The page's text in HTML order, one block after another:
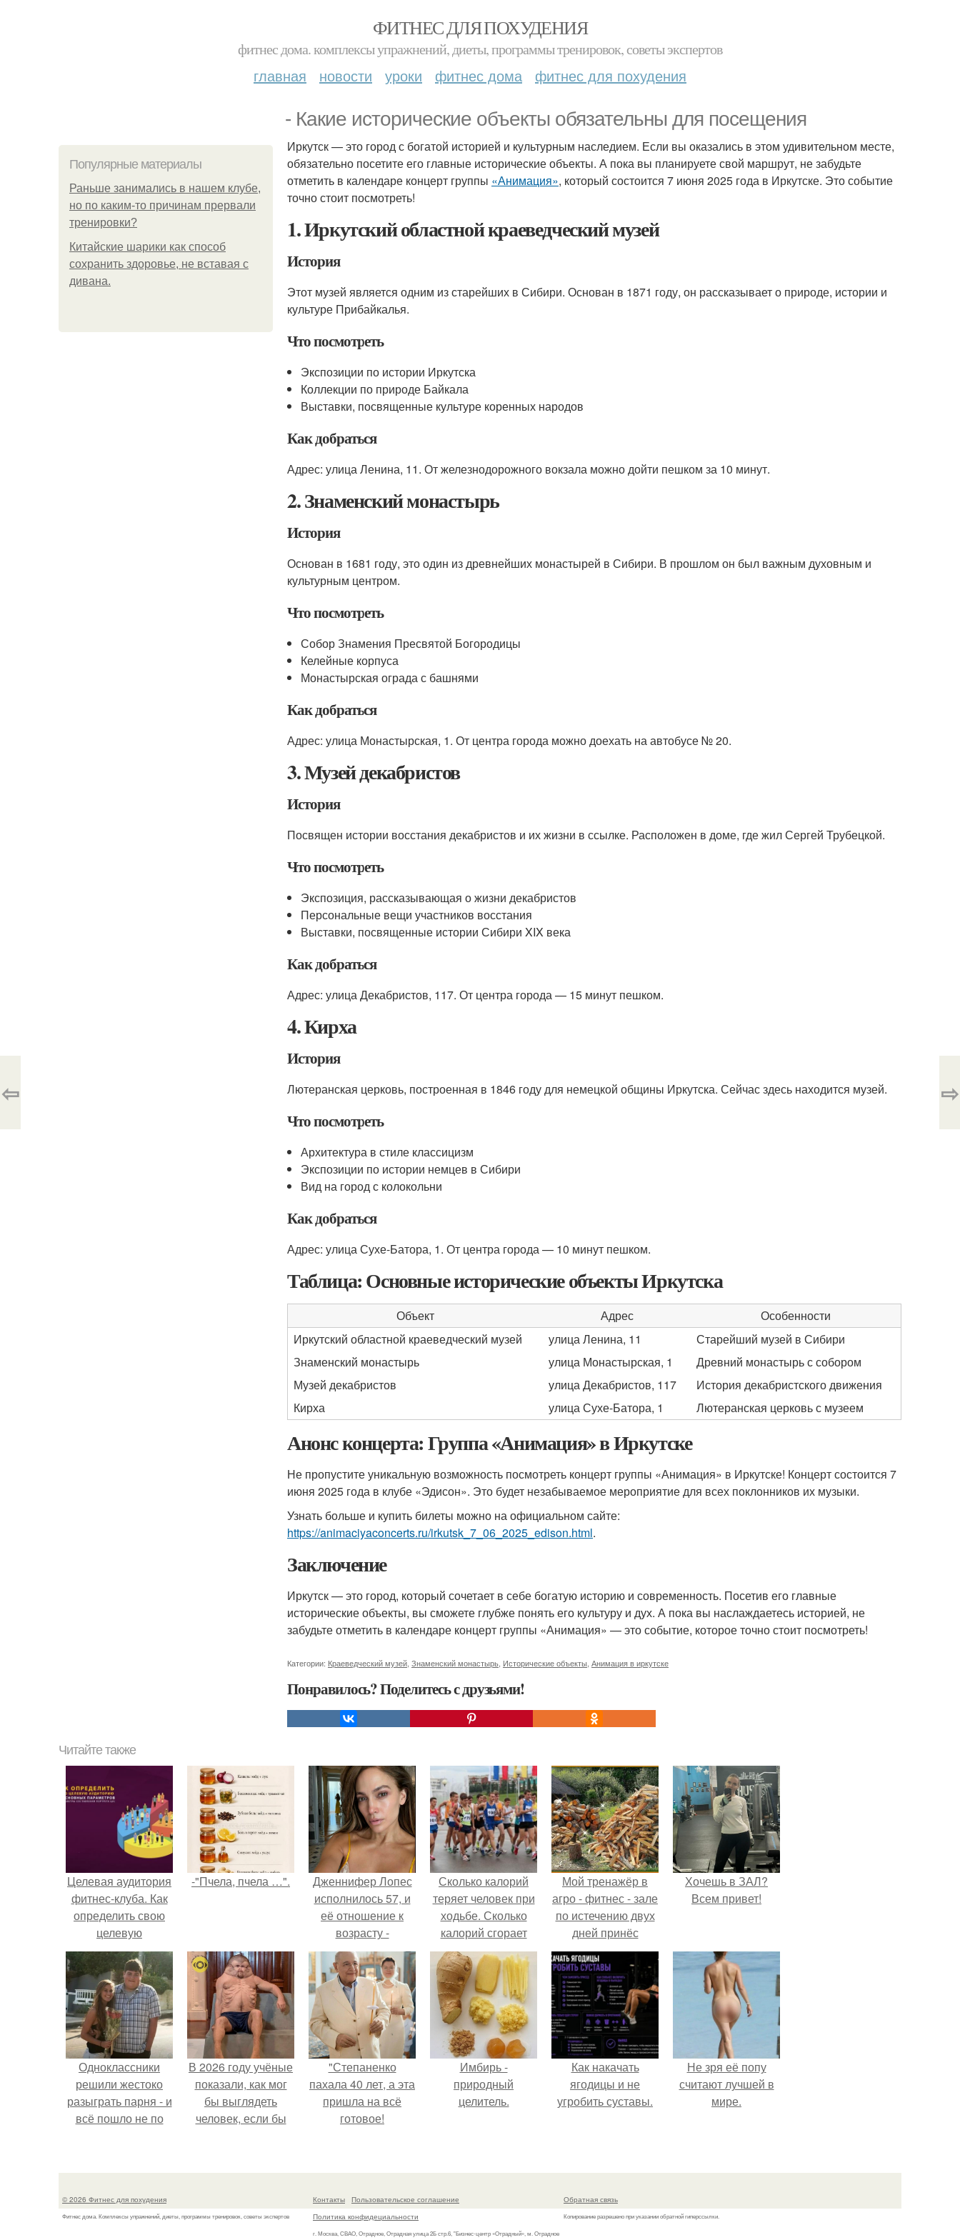
ФИТНЕС ДЛЯ ПОХУДЕНИЯ
фитнес дома. комплексы упражнений, диеты, программы тренировок, советы экспертов
главная новости уроки фитнес дома фитнес для похудения
- Какие исторические объекты обязательны для посещения
Популярные материалы
Раньше занимались в нашем клубе,
но по каким-то причинам прервали
тренировки?
Китайские шарики как способ
сохранить здоровье, не вставая с
дивана.
Иркутск — это город с богатой историей и культурным наследием. Если вы оказались в этом удивительном месте,
обязательно посетите его главные исторические объекты. А пока вы планируете свой маршрут, не забудьте
отметить в календаре концерт группы «Анимация», который состоится 7 июня 2025 года в Иркутске. Это событие
точно стоит посмотреть!
1. Иркутский областной краеведческий музей
История
Этот музей является одним из старейших в Сибири. Основан в 1871 году, он рассказывает о природе, истории и
культуре Прибайкалья.
Что посмотреть
Экспозиции по истории Иркутска
Коллекции по природе Байкала
Выставки, посвященные культуре коренных народов
Как добраться
Адрес: улица Ленина, 11. От железнодорожного вокзала можно дойти пешком за 10 минут.
2. Знаменский монастырь
История
Основан в 1681 году, это один из древнейших монастырей в Сибири. В прошлом он был важным духовным и
культурным центром.
Что посмотреть
Собор Знамения Пресвятой Богородицы
Келейные корпуса
Монастырская ограда с башнями
Как добраться
Адрес: улица Монастырская, 1. От центра города можно доехать на автобусе № 20.
3. Музей декабристов
История
Посвящен истории восстания декабристов и их жизни в ссылке. Расположен в доме, где жил Сергей Трубецкой.
Что посмотреть
Экспозиция, рассказывающая о жизни декабристов
Персональные вещи участников восстания
Выставки, посвященные истории Сибири XIX века
Как добраться
Адрес: улица Декабристов, 117. От центра города — 15 минут пешком.
4. Кирха
История
Лютеранская церковь, построенная в 1846 году для немецкой общины Иркутска. Сейчас здесь находится музей.
Что посмотреть
Архитектура в стиле классицизм
Экспозиции по истории немцев в Сибири
Вид на город с колокольни
Как добраться
Адрес: улица Сухе-Батора, 1. От центра города — 10 минут пешком.
Таблица: Основные исторические объекты Иркутска
Объект Адрес
Особенности
Иркутский областной краеведческий музей
улица Ленина, 11
Старейший музей в Сибири
Знаменский монастырь
улица Монастырская, 1
Древний монастырь с собором
Музей декабристов
улица Декабристов, 117
История декабристского движения
Кирха
улица Сухе-Батора, 1 Лютеранская церковь с музеем
Анонс концерта: Группа «Анимация» в Иркутске
Не пропустите уникальную возможность посмотреть концерт группы «Анимация» в Иркутске! Концерт состоится 7
июня 2025 года в клубе «Эдисон». Это будет незабываемое мероприятие для всех поклонников их музыки.
Узнать больше и купить билеты можно на официальном сайте:
https://animaciyaconcerts.ru/irkutsk_7_06_2025_edison.html.
Заключение
Иркутск — это город, который сочетает в себе богатую историю и современность. Посетив его главные
исторические объекты, вы сможете глубже понять его культуру и дух. А пока вы наслаждаетесь историей, не
забудьте отметить в календаре концерт группы «Анимация» — это событие, которое точно стоит посмотреть!
Категории: Краеведческий музей Знаменский монастырь Исторические объекты Анимация в иркутске
Понравилось? Поделитесь с друзьями!
⇦ ⇨
Читайте также
Целевая аудитория
фитнес-клуба. Как
определить свою
целевую
аудиторию: 11
основных
параметров (
параметры
составления
портрета ЦА).
-"Пчела, пчела …".
Дженнифер Лопес
исполнилось 57, и
её отношение к
возрасту -
настоящий
манифест
уверенности: "не
говорите, что я
отлично выгляжу
для 57.
Сколько калорий
теряет человек при
ходьбе. Сколько
калорий сгорает
при ходьбе
Мой тренажёр в
агро - фитнес - зале
по истечению двух
дней принёс
ощутимый
результат.
Хочешь в ЗАЛ?
Всем привет!
Одноклассники
решили жестоко
разыграть парня - и
всё пошло не по
В 2026 году учёные
показали, как мог
бы выглядеть
человек, если бы
специально для
"Степаненко
пахала 40 лет, а эта
пришла на всё
готовое!
Имбирь -
природный
целитель.
Как накачать
ягодицы и не
угробить суставы.
Не зря её попу
считают лучшей в
мире.
© 2026 Фитнес для похудения
Фитнес дома. Комплексы упражнений, диеты, программы тренировок, советы экспертов
Контакты
Пользовательское соглашение
Политика конфидециальности
г. Москва, СВАО, Отрадное, Отрадная улица 2Б стр.6, "Бизнес-центр «Отрадный», м. Отрадное
Обратная связь
Копирование разрешено при указании обратной гиперссылки.